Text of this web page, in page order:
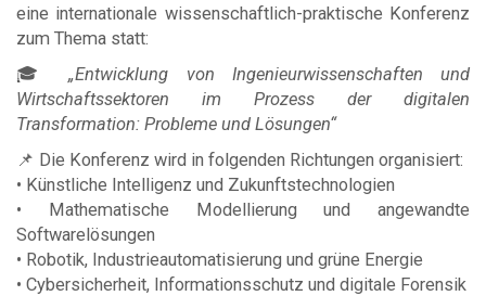
eine internationale wissenschaftlich-praktische Konferenz
zum Thema statt:
🎓„Entwicklung von Ingenieurwissenschaften und
Wirtschaftssektoren im Prozess der digitalen
Transformation: Probleme und Lösungen“
📌 Die Konferenz wird in folgenden Richtungen organisiert:
• Künstliche Intelligenz und Zukunftstechnologien
• Mathematische Modellierung und angewandte
Softwarelösungen
• Robotik, Industrieautomatisierung und grüne Energie
• Cybersicherheit, Informationsschutz und digitale Forensik